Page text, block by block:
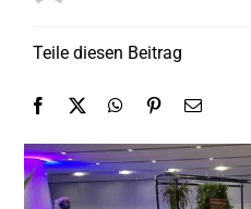
Teile diesen Beitrag